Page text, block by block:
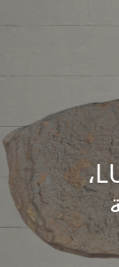
النقش الصخري LU6،